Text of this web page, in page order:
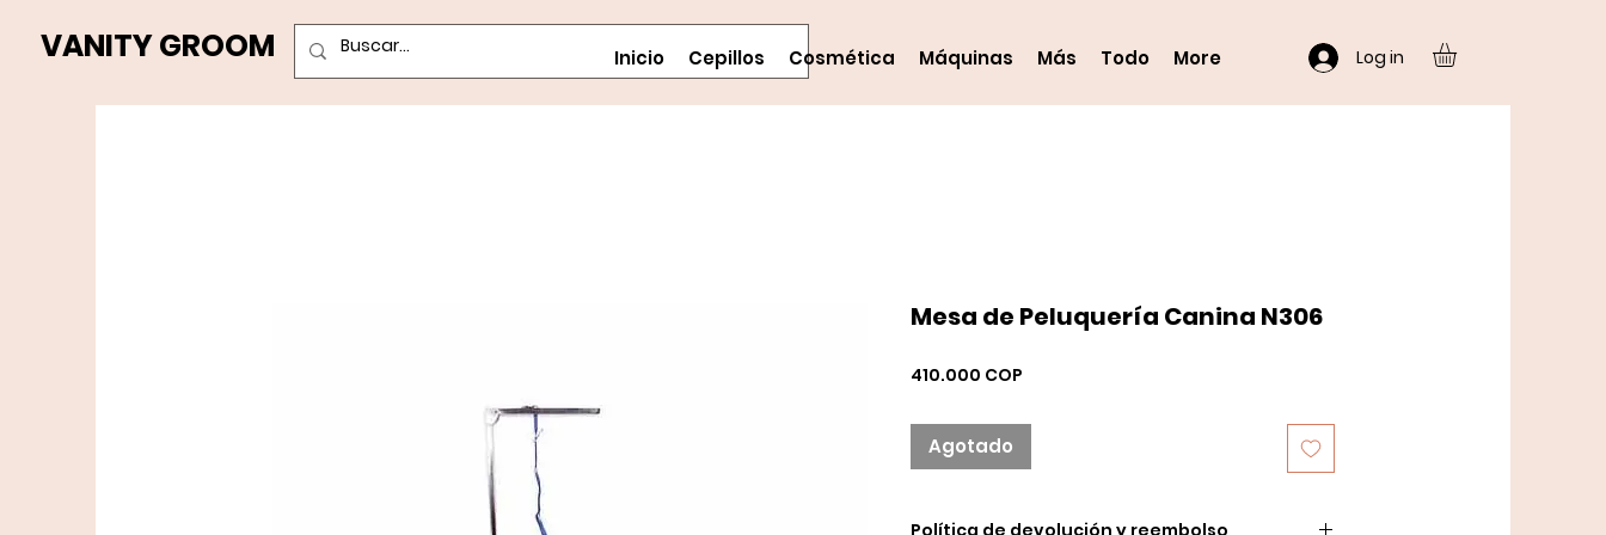
VANITY GROOM Inicio Cepillos Cosmética Máquinas Más Todo More Log in
Mesa de Peluquería Canina N306
410.000 COP
Agotado
Política de devolución y reembolso